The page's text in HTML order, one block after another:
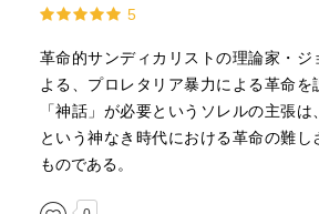
5
革命的サンディカリストの理論家・ジ
よる、プロレタリア暴力による革命を
「神話」が必要というソレルの主張
という神なき時代における革命の難し
ものである。